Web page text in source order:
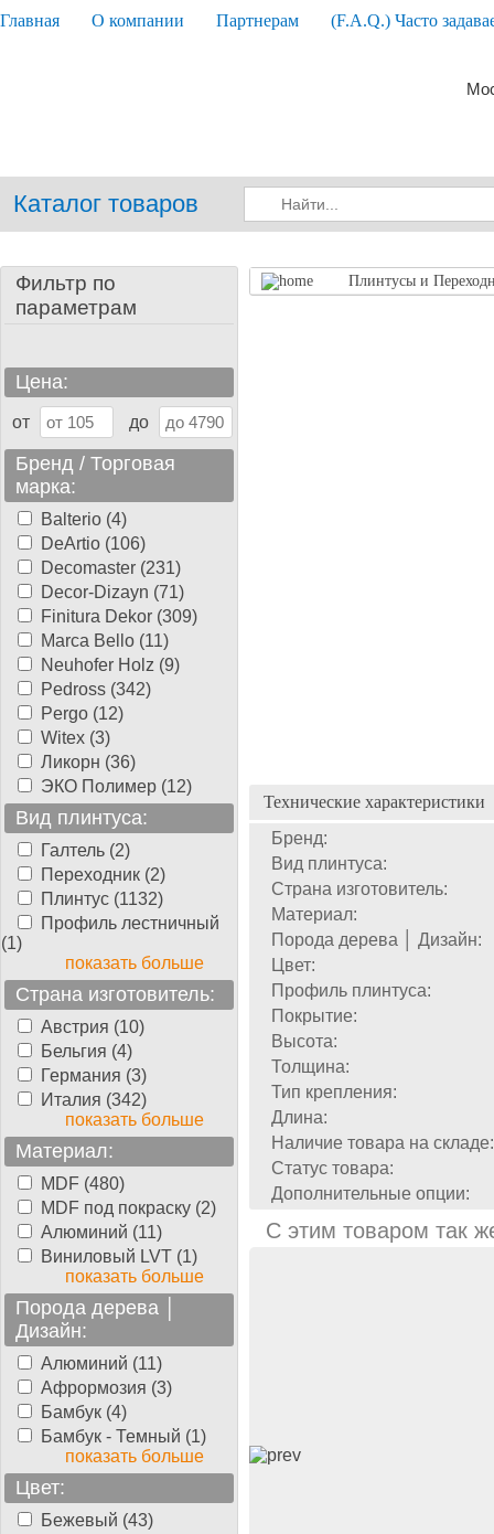
Главная О компании Партнерам (F.A.Q.) Часто
Каталог товаров
Фильтр по
параметрам
Цена:
от до
Бренд / Торговая
марка:
Balterio (4)
DeArtio (106)
Decomaster (231)
Decor-Dizayn (71)
Finitura Dekor (309)
Marca Bello (11)
Neuhofer Holz (9)
Pedross (342)
Pergo (12)
Witex (3)
Ликорн (36)
ЭКО Полимер (12)
Вид плинтуса:
Галтель (2)
Переходник (2)
Плинтус (1132)
Профиль лестничный
(1)
показать больше
Страна изготовитель:
Австрия (10)
Бельгия (4)
Германия (3)
Италия (342)
показать больше
Материал:
MDF (480)
MDF под покраску (2)
Алюминий (11)
Виниловый LVT (1)
показать больше
Порода дерева │
Дизайн:
Алюминий (11)
Афрормозия (3)
Бамбук (4)
Бамбук - Темный (1)
показать больше
Цвет:
Бежевый (43)
Плинтусы и
Технические характеристики
Бренд:
Вид плинтуса:
Страна изготовитель:
Материал:
Порода дерева │ Дизайн:
Цвет:
Профиль плинтуса:
Покрытие:
Высота:
Толщина:
Тип крепления:
Длина:
Наличие товара на складе:
Статус товара:
Дополнительные опции:
С этим товаром так